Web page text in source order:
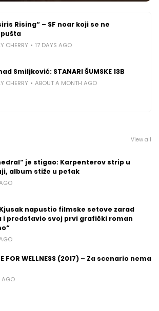
Rising“ – SF noar koji se ne
CHERRY 17 DAYS AGO
Smiljković: STANARI ŠUMSKE 13B
CHERRY ABOUT A MONTH AGO
View all
je stigao: Karpenterov strip u
album stiže u petak
napustio filmske setove zarad
i predstavio svoj prvi grafički roman
FOR WELLNESS (2017) – Za scenario nema
AGO